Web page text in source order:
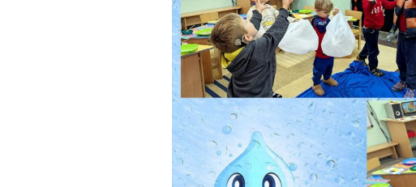
порушеннями
МО вчителів трудового
навчання,
образотворчого
мистецтва та фізичного
виховання
МО вчителів і
вихователів початкових
класів